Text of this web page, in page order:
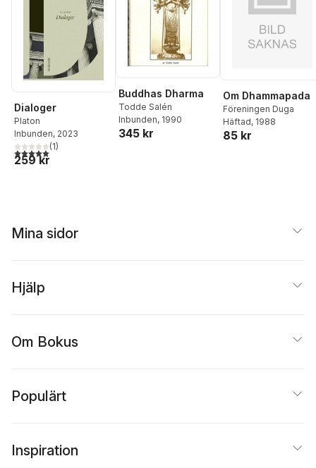
Dialoger
Platon
Inbunden, 2023
5,0utav 5 stjärnor. Totalt antal röster:
(1)
259 kr
Buddhas Dharma
Todde Salén
Inbunden, 1990
345 kr
Om Dhammapada
Föreningen Duga
Häftad, 1988
85 kr
Mina sidor
Hjälp
Om Bokus
Populärt
Inspiration